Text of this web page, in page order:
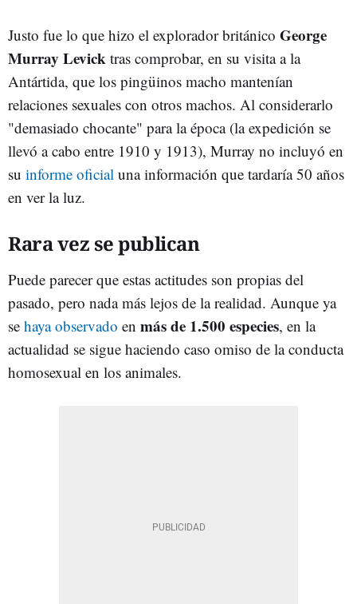
Justo fue lo que hizo el explorador británico George
Murray Levick tras comprobar, en su visita a la
Antártida, que los pingüinos macho mantenían
relaciones sexuales con otros machos. Al considerarlo
"demasiado chocante" para la época (la expedición se
llevó a cabo entre 1910 y 1913), Murray no incluyó en
su informe oficial una información que tardaría 50 años
en ver la luz.
Rara vez se publican
Puede parecer que estas actitudes son propias del
pasado, pero nada más lejos de la realidad. Aunque ya
se haya observado en más de 1.500 especies, en la
actualidad se sigue haciendo caso omiso de la conducta
homosexual en los animales.